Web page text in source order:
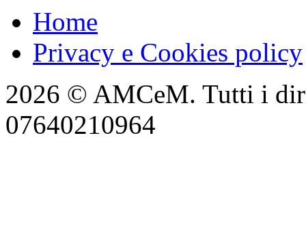
Home
Privacy e Cookies policy
2026 © AMCeM. Tutti i
07640210964